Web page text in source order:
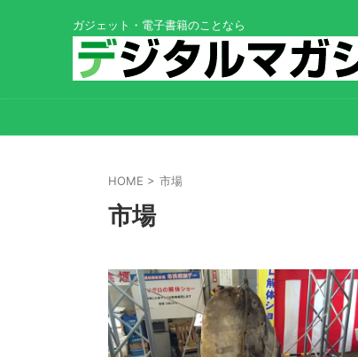
ガジェット・電子書籍のことなら
HOME > 市場
市場